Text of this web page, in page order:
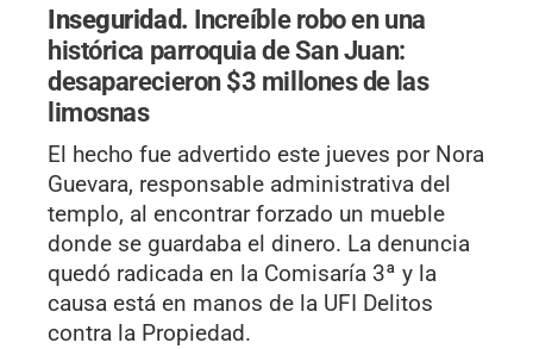
Inseguridad. Increíble robo en una
histórica parroquia de San Juan:
desaparecieron $3 millones de las
limosnas
El hecho fue advertido este jueves por Nora
Guevara, responsable administrativa del
templo, al encontrar forzado un mueble
donde se guardaba el dinero. La denuncia
quedó radicada en la Comisaría 3ª y la
causa está en manos de la UFI Delitos
contra la Propiedad.